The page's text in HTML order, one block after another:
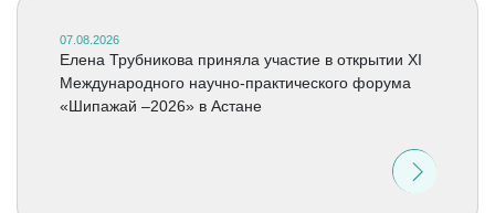
07.08.2026
Елена Трубникова приняла участие в открытии XI
Международного научно-практического форума
«Шипажай –2026» в Астане